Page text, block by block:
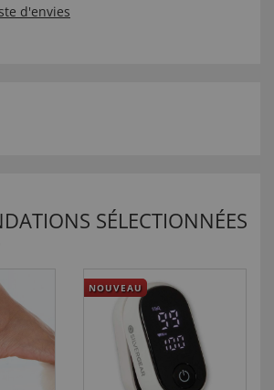
d'envies
SÉLECTIONNÉES
NOUVEAU